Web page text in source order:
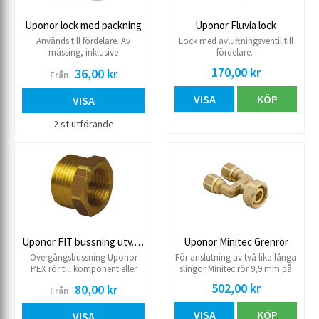
Uponor lock med packning
Används till fördelare. Av
mässing, inklusive
Från 36,00 kr
VISA
2 st utförande
Uponor Fluvia lock
Lock med avluftningsventil till
fördelare.
170,00 kr
VISA KÖP
Uponor FIT bussning utv./inv.
Övergångsbussning Uponor
PEX rör till komponent eller
Från
80,00 kr
VISA
Uponor Minitec Grenrör
För anslutning av två lika långa
slingor Minitec rör 9,9 mm på
Fluvia Push 12. Kopplingar 9,9
mm ingår, anslutning 3/4"
Euro-Cone löpande mutter.
502,00 kr
VISA KÖP